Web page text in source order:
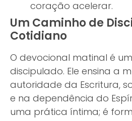
coração acelerar.
Um Caminho de
Cotidiano
O devocional matinal é
discipulado. Ele ensina a
autoridade da Escritura,
e na dependência do
uma prática íntima; é